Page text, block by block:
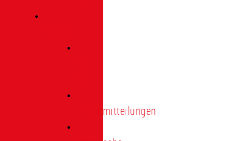
Pressemitteilungen